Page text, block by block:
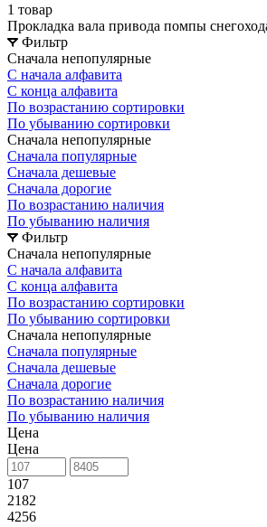
1 товар
Прокладка вала привода помпы
Фильтр
Сначала непопулярные
С начала алфавита
С конца алфавита
По возрастанию сортировки
По убыванию сортировки
Сначала непопулярные
Сначала популярные
Сначала дешевые
Сначала дорогие
По возрастанию наличия
По убыванию наличия
Фильтр
Сначала непопулярные
С начала алфавита
С конца алфавита
По возрастанию сортировки
По убыванию сортировки
Сначала непопулярные
Сначала популярные
Сначала дешевые
Сначала дорогие
По возрастанию наличия
По убыванию наличия
Цена
Цена
107
2182
4256